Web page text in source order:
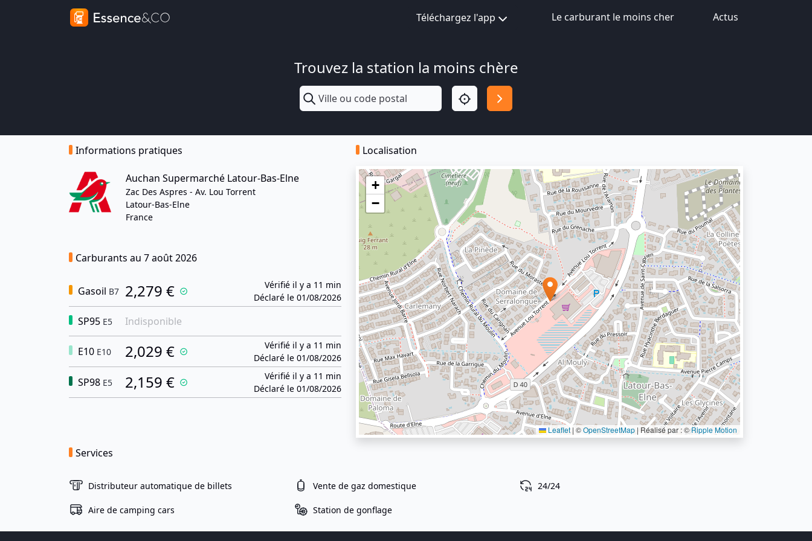
Téléchargez l'app Le carburant le moins cher Actus
Trouvez la station la moins chère
Informations pratiques
Auchan Supermarché Latour-Bas-Elne
Zac Des Aspres - Av. Lou Torrent
Latour-Bas-Elne
France
Carburants au 7 août 2026
Gasoil B7 2,279 €
Vérifié il y a 11 min
Déclaré le 01/08/2026
SP95 E5 Indisponible
E10 E10 2,029 €
Vérifié il y a 11 min
Déclaré le 01/08/2026
SP98 E5 2,159 €
Vérifié il y a 11 min
Déclaré le 01/08/2026
Localisation
+
−
Leaflet | ©OpenStreetMap | Réalisé par : ©Ripple Motion
Services
Distributeur automatique de billets Vente de gaz domestique 24/24
Aire de camping cars Station de gonflage